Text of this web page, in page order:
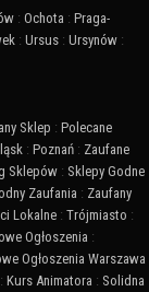
: Ochota : Praga-
: Ursus : Ursynów :
Sklep : Polecane
: Poznań : Zaufane
Sklepów : Sklepy Godne
Zaufania : Zaufany
Lokalne : Trójmiasto :
Ogłoszenia :
Ogłoszenia Warszawa
: Kurs Animatora : Solidna